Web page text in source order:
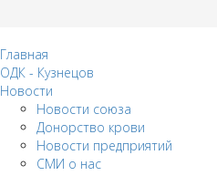
Главная
ОДК - Кузнецов
Новости
Новости союза
Донорство крови
Новости предприятий
СМИ о нас